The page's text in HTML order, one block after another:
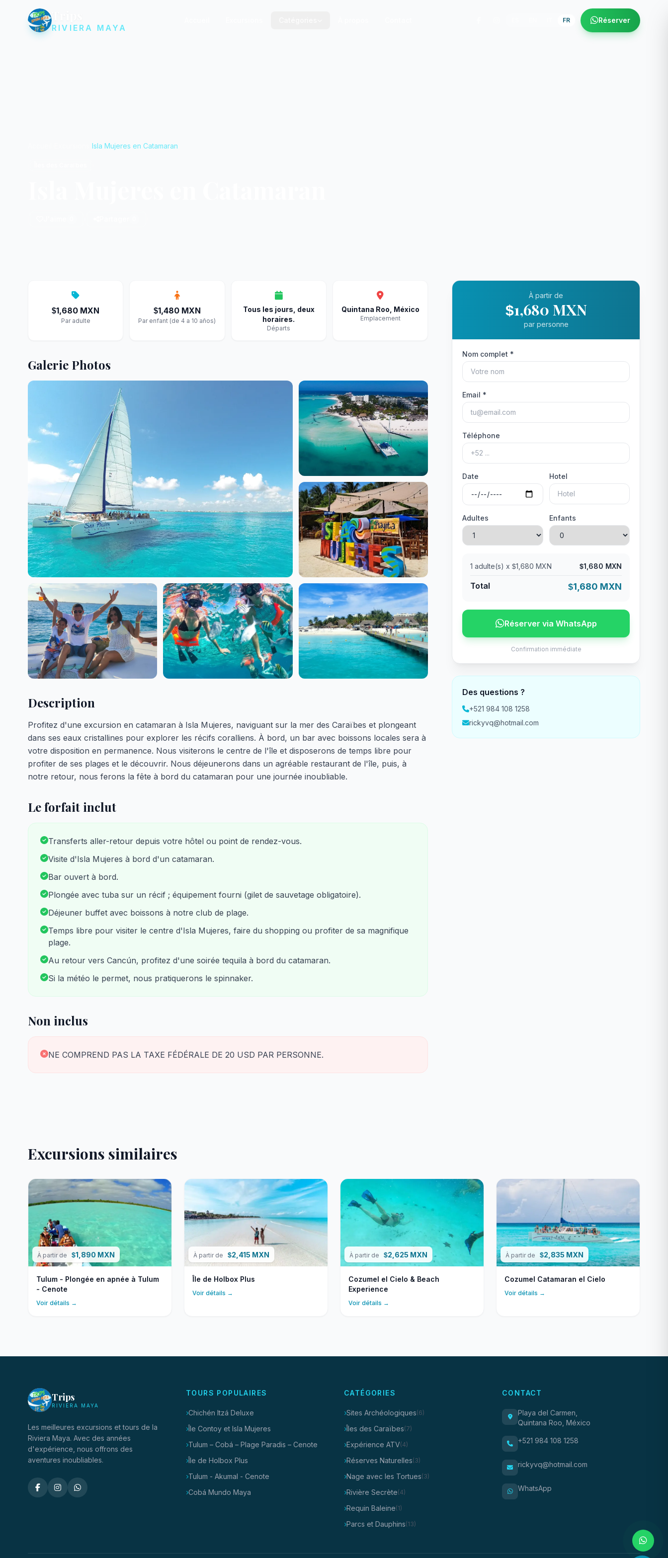
RIVIERA MAYA
FR Réserver
Isla Mujeres en Catamaran
$1,680 MXN
Par adulte
$1,480 MXN
Par enfant (de 4 a 10 años)
Tous les jours, deux
horaires.
Départs
Quintana Roo, México
Emplacement
Galerie Photos
Description
Profitez d'une excursion en catamaran à Isla Mujeres, naviguant sur la mer des Caraïbes et plongeant
dans ses eaux cristallines pour explorer les récifs coralliens. À bord, un bar avec boissons locales sera à
votre disposition en permanence. Nous visiterons le centre de l'île et disposerons de temps libre pour
profiter de ses plages et le découvrir. Nous déjeunerons dans un agréable restaurant de l'île, puis, à
notre retour, nous ferons la fête à bord du catamaran pour une journée inoubliable.
Le forfait inclut
Transferts aller-retour depuis votre hôtel ou point de rendez-vous.
Visite d'Isla Mujeres à bord d'un catamaran.
Bar ouvert à bord.
Plongée avec tuba sur un récif ; équipement fourni (gilet de sauvetage obligatoire).
Déjeuner buffet avec boissons à notre club de plage.
Temps libre pour visiter le centre d'Isla Mujeres, faire du shopping ou profiter de sa magnifique
plage.
Au retour vers Cancún, profitez d'une soirée tequila à bord du catamaran.
Si la météo le permet, nous pratiquerons le spinnaker.
Non inclus
NE COMPREND PAS LA TAXE FÉDÉRALE DE 20 USD PAR PERSONNE.
À partir de
$1,680 MXN
par personne
Nom complet *
Email *
Téléphone
Date Hotel
Adultes Enfants
1 adulte(s) x$1,680 MXN $1,680 MXN
Total $1,680 MXN
Réserver via WhatsApp
Confirmation immédiate
Des questions ?
+521 984 108 1258
rickyvq@hotmail.com
Excursions similaires
À partir de $1,890 MXN
Tulum - Plongée en apnée à Tulum
- Cenote
Voir détails →
À partir de $2,415 MXN
Île de Holbox Plus
Voir détails →
À partir de $2,625 MXN
Cozumel el Cielo & Beach
Experience
Voir détails →
À partir de $2,835 MXN
Cozumel Catamaran el Cielo
Voir détails →
Trips
RIVIERA MAYA
Les meilleures excursions et tours de la
Riviera Maya. Avec des années
d'expérience, nous offrons des
aventures inoubliables.
TOURS POPULAIRES
Chichén Itzá Deluxe
Île Contoy et Isla Mujeres
Tulum – Cobá – Plage Paradis – Cenote
Île de Holbox Plus
Tulum - Akumal - Cenote
Cobá Mundo Maya
CATÉGORIES
Sites Archéologiques(6)
Îles des Caraïbes(7)
Expérience ATV(4)
Réserves Naturelles(3)
Nage avec les Tortues(3)
Rivière Secrète(4)
Requin Baleine(1)
Parcs et Dauphins(13)
CONTACT
Playa del Carmen,
Quintana Roo, México
+521 984 108 1258
rickyvq@hotmail.com
WhatsApp